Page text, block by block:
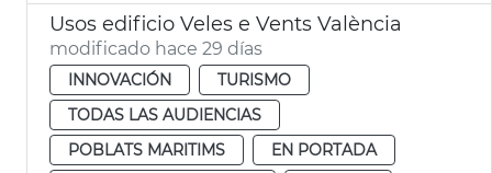
Usos edificio Veles e Vents València
modificado hace 29 días
INNOVACIÓN
TURISMO
TODAS LAS AUDIENCIAS
POBLATS MARITIMS
EN PORTADA